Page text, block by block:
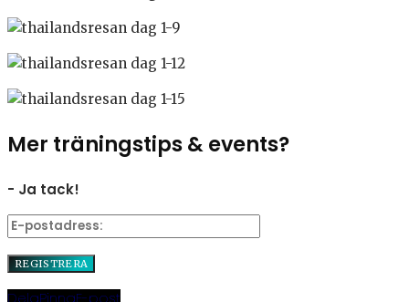
Mer träningstips & events?
- Ja tack!
DelaPinnaE-post